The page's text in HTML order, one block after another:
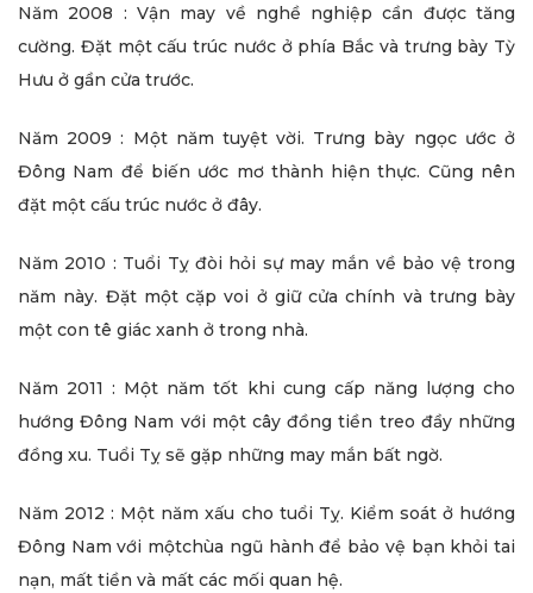
Năm 2008 : Vận may về nghề nghiệp cần được tăng
cường. Đặt một cấu trúc nước ở phía Bắc và trưng bày Tỳ
Hưu ở gần cửa trước.
Năm 2009 : Một năm tuyệt vời. Trưng bày ngọc ước ở
Đông Nam để biến ước mơ thành hiện thực. Cũng nên
đặt một cấu trúc nước ở đây.
Năm 2010 : Tuổi Tỵ đòi hỏi sự may mắn về bảo vệ trong
năm này. Đặt một cặp voi ở giữ cửa chính và trưng bày
một con tê giác xanh ở trong nhà.
Năm 2011 : Một năm tốt khi cung cấp năng lượng cho
hướng Đông Nam với một cây đồng tiền treo đầy những
đồng xu. Tuổi Tỵ sẽ gặp những may mắn bất ngờ.
Năm 2012 : Một năm xấu cho tuổi Tỵ. Kiểm soát ở hướng
Đông Nam với mộtchùa ngũ hành để bảo vệ bạn khỏi tai
nạn, mất tiền và mất các mối quan hệ.